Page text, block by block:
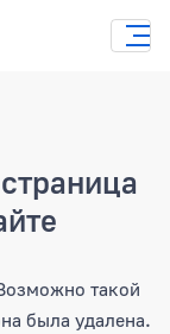
такой
была удалена.